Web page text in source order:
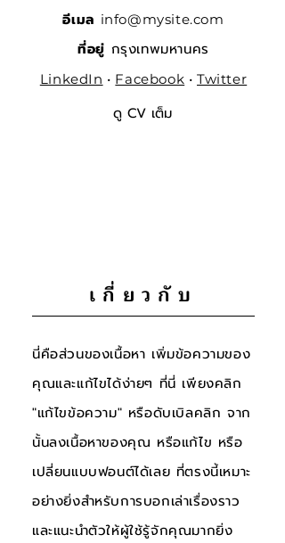
อีเมล info@mysite.com
ที่อยู่ กรุงเทพมหานคร
LinkedIn • Facebook •Twitter
ดู CV เต็ม
เกี่ยวกับ
นี่คือส่วนของเนื้อหา เพิ่มข้อความของ
คุณและแก้ไขได้ง่ายๆ ที่นี่ เพียงคลิก
"แก้ไขข้อความ" หรือดับเบิลคลิก จาก
นั้นลงเนื้อหาของคุณ หรือแก้ไข หรือ
เปลี่ยนแบบฟอนต์ได้เลย ที่ตรงนี้เหมาะ
อย่างยิ่งสำหรับการบอกเล่าเรื่องราว
และแนะนำตัวให้ผู้ใช้รู้จักคุณมากยิ่ง